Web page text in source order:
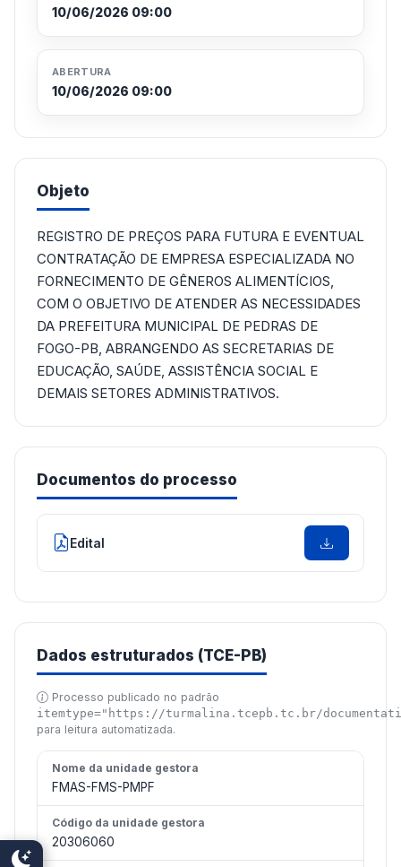
10/06/2026 09:00
ABERTURA
10/06/2026 09:00
Objeto
REGISTRO DE PREÇOS PARA FUTURA E EVENTUAL
CONTRATAÇÃO DE EMPRESA ESPECIALIZADA NO
FORNECIMENTO DE GÊNEROS ALIMENTÍCIOS,
COM O OBJETIVO DE ATENDER AS NECESSIDADES
DA PREFEITURA MUNICIPAL DE PEDRAS DE
FOGO-PB, ABRANGENDO AS SECRETARIAS DE
EDUCAÇÃO, SAÚDE, ASSISTÊNCIA SOCIAL E
DEMAIS SETORES ADMINISTRATIVOS.
Documentos do processo
Edital
Dados estruturados (TCE-PB)
Processo publicado no padrão
itemtype="https://turmalina.tcepb.tc.br/
para leitura automatizada.
Nome da unidade gestora
FMAS-FMS-PMPF
Código da unidade gestora
20306060